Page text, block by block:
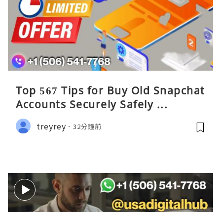
Top 567 Tips for Buy Old Snapchat
Accounts Securely Safely ...
treyrey 32分鐘前